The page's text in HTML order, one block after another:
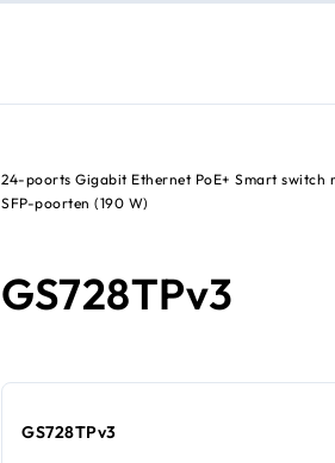
24-poorts Gigabit Ethernet PoE+ Smart switch
SFP-poorten (190 W)
GS728TPv3
GS728TPv3